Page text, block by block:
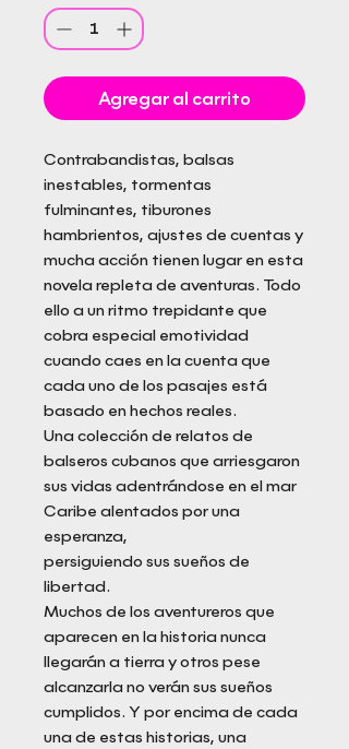
Agregar al carrito
Contrabandistas, balsas
inestables, tormentas
fulminantes, tiburones
hambrientos, ajustes de cuentas y
mucha acción tienen lugar en esta
novela repleta de aventuras. Todo
ello a un ritmo trepidante que
cobra especial emotividad
cuando caes en la cuenta que
cada uno de los pasajes está
basado en hechos reales.
Una colección de relatos de
balseros cubanos que arriesgaron
sus vidas adentrándose en el mar
Caribe alentados por una
esperanza,
persiguiendo sus sueños de
libertad.
Muchos de los aventureros que
aparecen en la historia nunca
llegarán a tierra y otros pese
alcanzarla no verán sus sueños
cumplidos. Y por encima de cada
una de estas historias, una